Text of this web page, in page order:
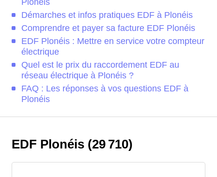
Plonéis
Démarches et infos pratiques EDF à Plonéis
Comprendre et payer sa facture EDF Plonéis
EDF Plonéis : Mettre en service votre compteur
électrique
Quel est le prix du raccordement EDF au
réseau électrique à Plonéis ?
FAQ : Les réponses à vos questions EDF à
Plonéis
EDF Plonéis (29 710)